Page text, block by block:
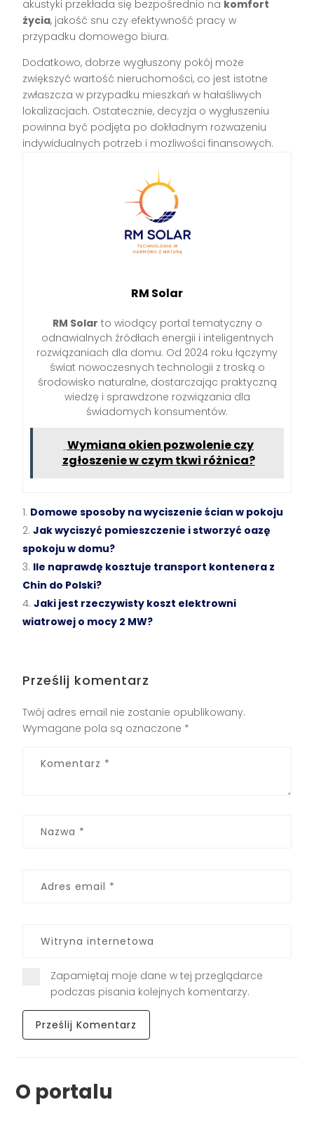
akustyki przekłada się bezpośrednio na komfort
życia, jakość snu czy efektywność pracy w
przypadku domowego biura.
Dodatkowo, dobrze wygłuszony pokój może
zwiększyć wartość nieruchomości, co jest istotne
zwłaszcza w przypadku mieszkań w hałaśliwych
lokalizacjach. Ostatecznie, decyzja o wygłuszeniu
powinna być podjęta po dokładnym rozważeniu
indywidualnych potrzeb i możliwości finansowych.
RM Solar
RM Solar to wiodący portal tematyczny o
odnawialnych źródłach energii i inteligentnych
rozwiązaniach dla domu. Od 2024 roku łączymy
świat nowoczesnych technologii z troską o
środowisko naturalne, dostarczając praktyczną
wiedzę i sprawdzone rozwiązania dla
świadomych konsumentów.
Wymiana okien pozwolenie czy
zgłoszenie w czym tkwi różnica?
Domowe sposoby na wyciszenie ścian w pokoju
Jak wyciszyć pomieszczenie i stworzyć oazę
spokoju w domu?
Ile naprawdę kosztuje transport kontenera z
Chin do Polski?
Jaki jest rzeczywisty koszt elektrowni
wiatrowej o mocy 2 MW?
Prześlij komentarz
Twój adres email nie zostanie opublikowany.
Wymagane pola są oznaczone *
Zapamiętaj moje dane w tej przeglądarce
podczas pisania kolejnych komentarzy.
O portalu